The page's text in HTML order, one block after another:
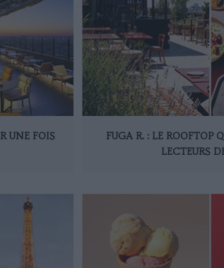
UNE FOIS
FUGA R. : LE ROOFTOP
LECTEURS